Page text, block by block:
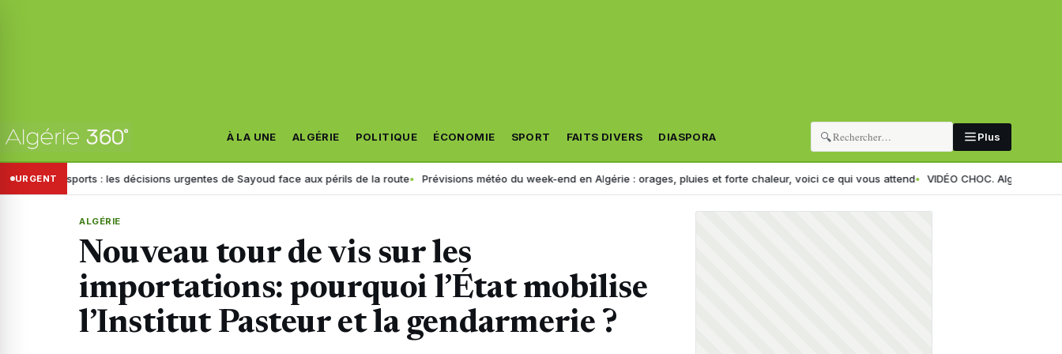
À LA UNE ALGÉRIE POLITIQUE ÉCONOMIE SPORT FAITS DIVERS DIASPORA 🔍 Plus
URGENT: les décisions urgentes de Sayoud face aux périls de la route Prévisions météo du week-end en Algérie : orages, pluies et forte chaleur, voici ce qui vous attend VIDÉO CHOC. Alger : un imam ciblé
ALGÉRIE
Nouveau tour de vis sur les
importations: pourquoi l’État mobilise
l’Institut Pasteur et la gendarmerie ?